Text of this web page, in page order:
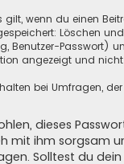
wenn du einen
Löschen
Benutzer-Passwort)
angezeigt und
bei Umfragen,
dieses
mit ihm sorgsam
Solltest du dein